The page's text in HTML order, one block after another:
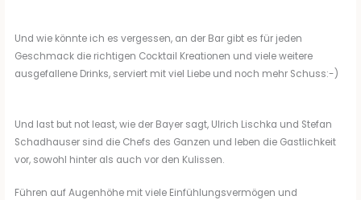
Und wie könnte ich es vergessen, an der Bar gibt es für jeden
Geschmack die richtigen Cocktail Kreationen und viele weitere
ausgefallene Drinks, serviert mit viel Liebe und noch mehr Schuss:-)
Und last but not least, wie der Bayer sagt, Ulrich Lischka und Stefan
Schadhauser sind die Chefs des Ganzen und leben die Gastlichkeit
vor, sowohl hinter als auch vor den Kulissen.
Führen auf Augenhöhe mit viele Einfühlungsvermögen und